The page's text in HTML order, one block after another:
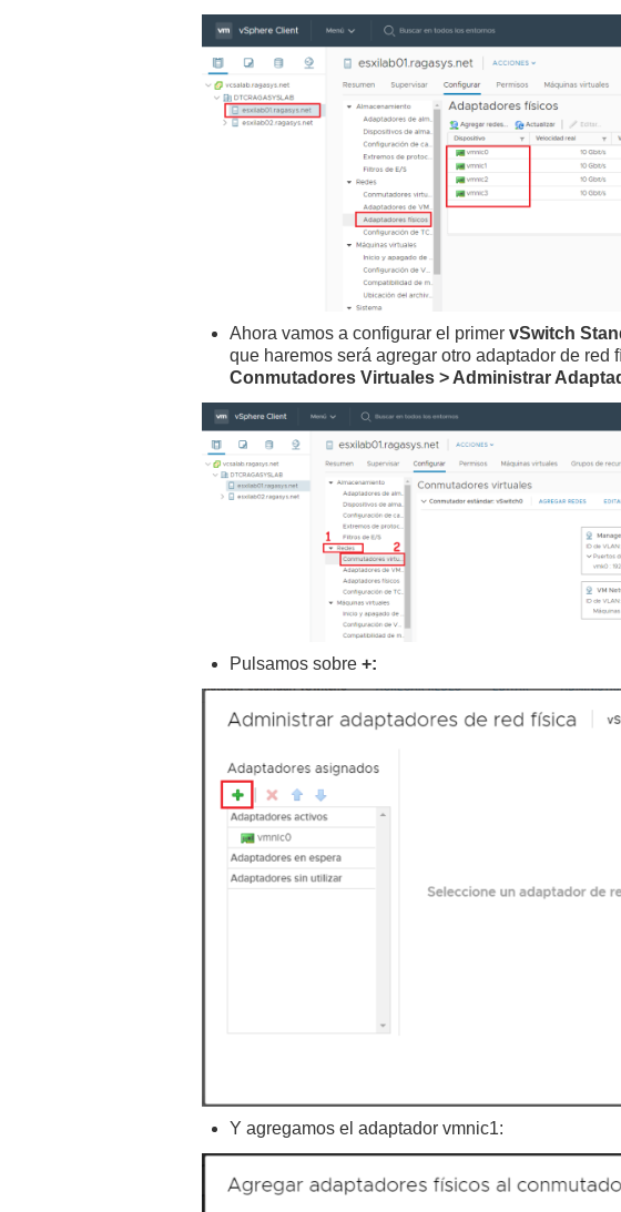
Ahora vamos a configurar el primer vSwitch
que haremos será agregar otro adaptador de red
Conmutadores Virtuales > Administrar
Pulsamos sobre +:
Y agregamos el adaptador vmnic1: